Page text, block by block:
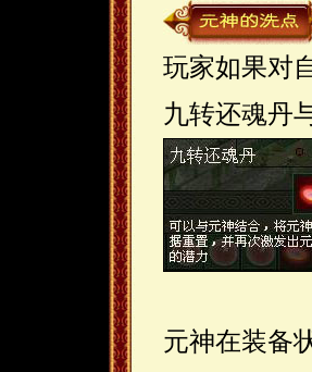
玩家如果对
九转还魂丹
元神在装备